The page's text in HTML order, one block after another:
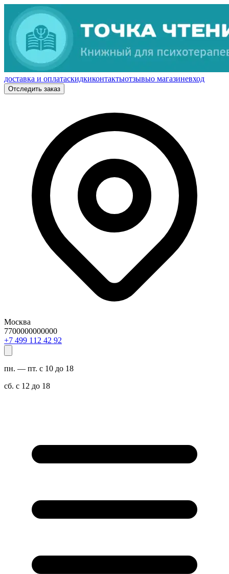
доставка и оплатаскидкиконтактыотзывыо магазиневход
Отследить заказ
Москва
7700000000000
29 24 211 994 7+
пн. — пт. с 10 до 18
сб. с 12 до 18